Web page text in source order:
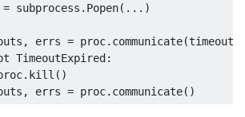
= subprocess . Popen(...)
, errs = proc. communicate(timeout
TimeoutExpired:
. kill ()
, errs = proc. communicate()